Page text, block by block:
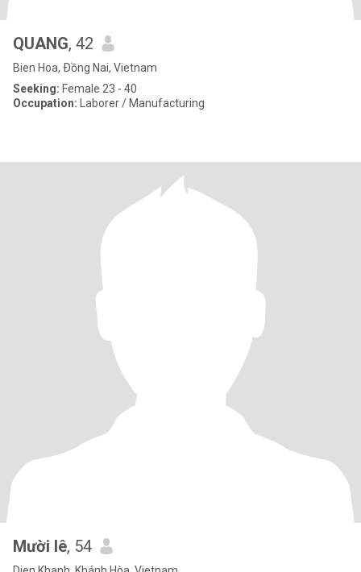
QUANG, 42
Bien Hoa, Ðồng Nai, Vietnam
Seeking: Female 23 - 40
Occupation: Laborer / Manufacturing
Mười lê, 54